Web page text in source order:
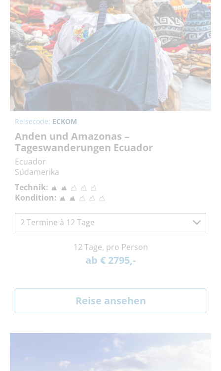
Reisecode: ECKOM
Anden und Amazonas –
Tageswanderungen Ecuador
Ecuador
Südamerika
Technik:
Kondition:
2 Termine à 12 Tage
12 Tage, pro Person
ab € 2795,-
Reise ansehen